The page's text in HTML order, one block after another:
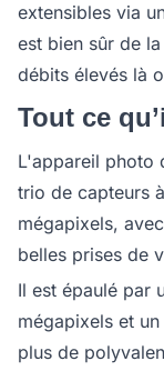
extensibles via
est bien sûr de
débits élevés là
Tout ce
L'appareil photo
trio de capteurs
mégapixels,
belles prises de
Il est épaulé par
mégapixels et
plus de